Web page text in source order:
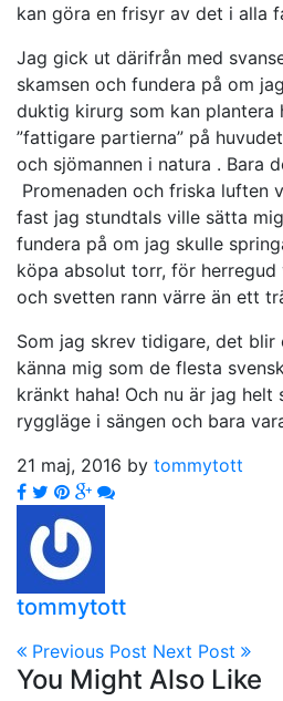
kan göra en frisyr av det i alla
Jag gick ut därifrån med
skamsen och fundera på om
duktig kirurg som kan plantera
”fattigare partierna” på
och sjömannen i natura . Bara
Promenaden och friska luften
fast jag stundtals ville sätta
fundera på om jag skulle
köpa absolut torr, för
och svetten rann värre än ett
Som jag skrev tidigare, det
känna mig som de flesta
kränkt haha! Och nu är jag
ryggläge i sängen och bara
21 maj, 2016 by tommytott
tommytott
Previous Post Next Post
You Might Also Like